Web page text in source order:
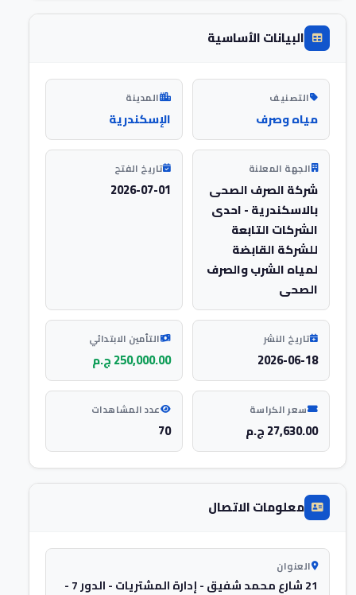
البيانات الأساسية
التصنيف
مياه وصرف
المدينة
الإسكندرية
الجهة المعلنة
شركة الصرف الصحى
بالاسكندرية - احدى
الشركات التابعة
للشركة القابضة
لمياه الشرب والصرف
الصحى
تاريخ الفتح
2026-07-01
تاريخ النشر
2026-06-18
التأمين الابتدائي
250,000.00 ج.م
سعر الكراسة
27,630.00 ج.م
عدد المشاهدات
70
معلومات الاتصال
العنوان
21 شارع محمد شفيق - إدارة المشتريات - الدور 7 -